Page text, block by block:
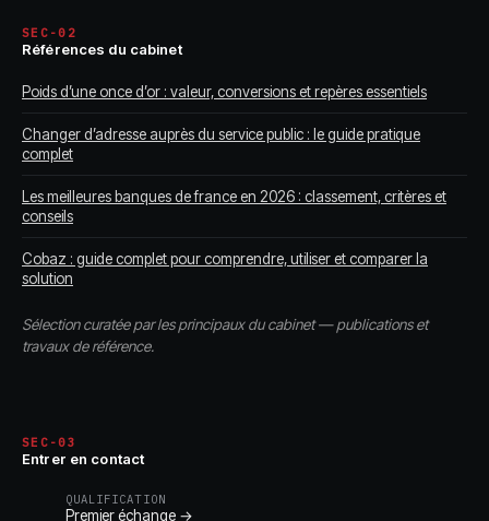
SEC-02
Références du cabinet
Poids d’une once d’or : valeur, conversions et repères essentiels
Changer d’adresse auprès du service public : le guide pratique
complet
Les meilleures banques de france en 2026 : classement, critères et
conseils
Cobaz : guide complet pour comprendre, utiliser et comparer la
solution
Sélection curatée par les principaux du cabinet — publications et
travaux de référence.
SEC-03
Entrer en contact
QUALIFICATION
Premier échange →